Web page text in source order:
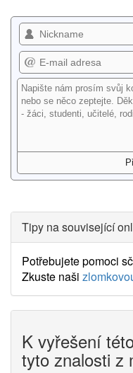
Tipy na související
Potřebujete pomoci
Zkuste naši
K vyřešení
tyto znalosti z